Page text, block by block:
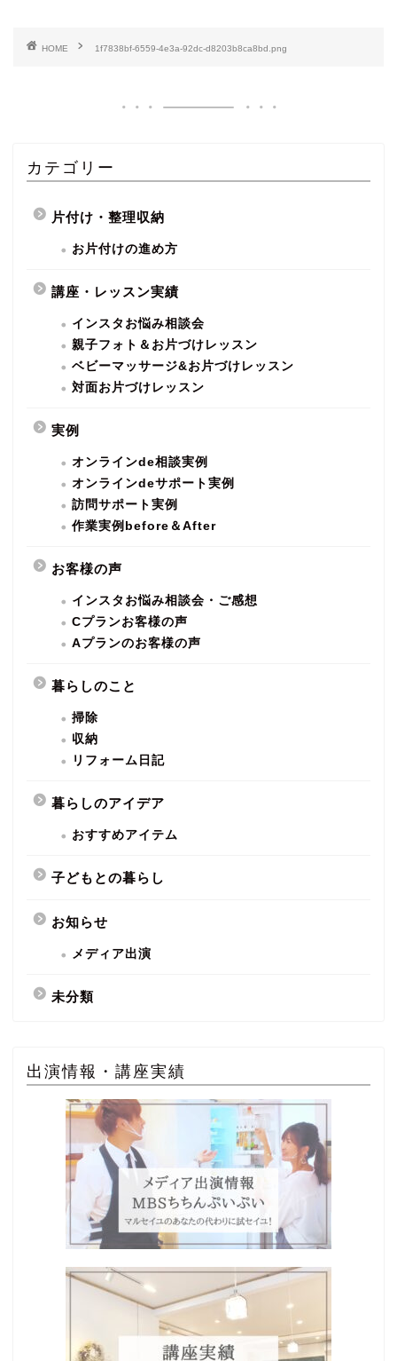
HOME 1f7838bf-6559-4e3a-92dc-d8203b8ca8bd.png
カテゴリー
片付け・整理収納
お片付けの進め方
講座・レッスン実績
インスタお悩み相談会
親子フォト＆お片づけレッスン
ベビーマッサージ&お片づけレッスン
対面お片づけレッスン
実例
オンラインde相談実例
オンラインdeサポート実例
訪問サポート実例
作業実例before＆After
お客様の声
インスタお悩み相談会・ご感想
Cプランお客様の声
Aプランのお客様の声
暮らしのこと
掃除
収納
リフォーム日記
暮らしのアイデア
おすすめアイテム
子どもとの暮らし
お知らせ
メディア出演
未分類
出演情報・講座実績
Home